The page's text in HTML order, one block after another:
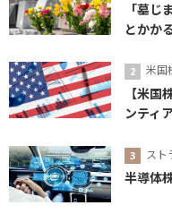
「墓
とかか
米国
【米
ンティ
スト
半導体